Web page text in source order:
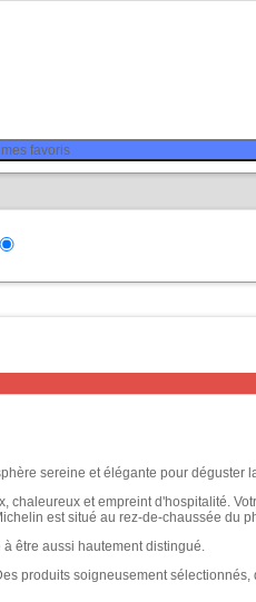
favoris
sereine et élégante pour déguster
et empreint d'hospitalité.
est situé au rez-de-chaussée du
être aussi hautement distingué.
produits soigneusement